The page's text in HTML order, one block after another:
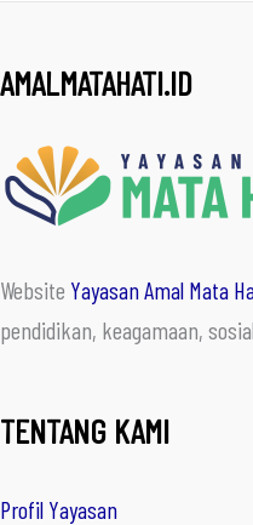
AMALMATAHATI.ID
Website Yayasan Amal Mata
pendidikan, keagamaan,
TENTANG KAMI
Profil Yayasan